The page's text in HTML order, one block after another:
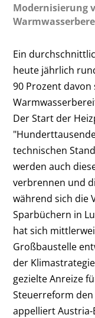
Modernisierung
Ein
heute jährlich
90 Prozent
Der Start der
technischen
werden auch
verbrennen und
während sich die
Sparbüchern in
hat sich
Großbaustelle
der
gezielte Anreize
Steuerreform
appelliert